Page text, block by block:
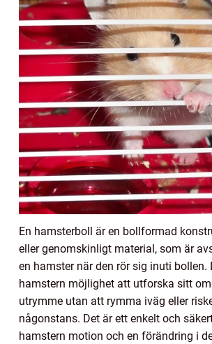
En hamsterboll är en bollformad
eller genomskinligt material, som är
en hamster när den rör sig inuti bollen.
hamstern möjlighet att utforska sitt
utrymme utan att rymma iväg eller
någonstans. Det är ett enkelt och
hamstern motion och en förändring i